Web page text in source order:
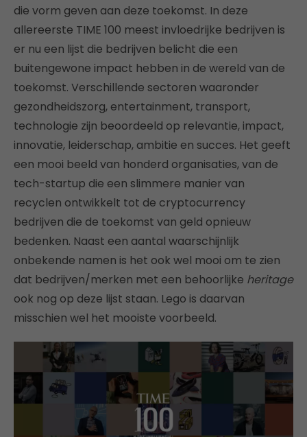
die vorm geven aan deze toekomst. In deze
allereerste TIME 100 meest invloedrijke bedrijven is
er nu een lijst die bedrijven belicht die een
buitengewone impact hebben in de wereld van de
toekomst. Verschillende sectoren waaronder
gezondheidszorg, entertainment, transport,
technologie zijn beoordeeld op relevantie, impact,
innovatie, leiderschap, ambitie en succes. Het geeft
een mooi beeld van honderd organisaties, van de
tech-startup die een slimmere manier van
recyclen ontwikkelt tot de cryptocurrency
bedrijven die de toekomst van geld opnieuw
bedenken. Naast een aantal waarschijnlijk
onbekende namen is het ook wel mooi om te zien
dat bedrijven/merken met een behoorlijke heritage
ook nog op deze lijst staan. Lego is daarvan
misschien wel het mooiste voorbeeld.